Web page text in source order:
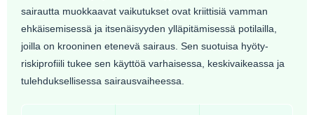
sairautta muokkaavat vaikutukset ovat kriittisiä vamman
ehkäisemisessä ja itsenäisyyden ylläpitämisessä potilailla,
joilla on krooninen etenevä sairaus. Sen suotuisa hyöty-
riskiprofiili tukee sen käyttöä varhaisessa, keskivaikeassa ja
tulehduksellisessa sairausvaiheessa.